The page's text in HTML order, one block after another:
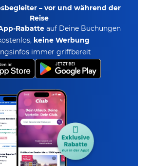
– vor und während der
Reise
Rabatte auf Deine Buchungen
keine Werbung
immer griffbereit